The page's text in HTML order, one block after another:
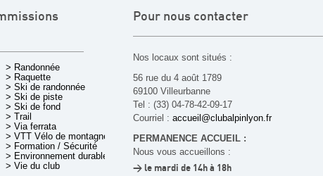
> Randonnée
> Raquette
> Ski de randonnée
> Ski de piste
> Ski de fond
> Trail
> Via ferrata
> VTT Vélo de montagne
> Formation / Sécurité
> Environnement durable
> Vie du club
Pour nous contacter
Nos locaux sont situés :
56 rue du 4 août 1789
69100 Villeurbanne
Tel : (33) 04-78-42-09-17
Courriel : accueil@clubalpinlyon.fr
PERMANENCE ACCUEIL :
Nous vous accueillons :
> le mardi de 14h à 18h